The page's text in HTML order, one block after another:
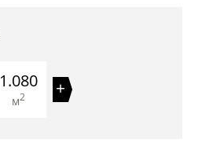
1.080
м2 +